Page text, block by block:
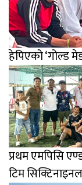
हेपिएको ‘गोल्ड
प्रथम एमपिसि
टिम